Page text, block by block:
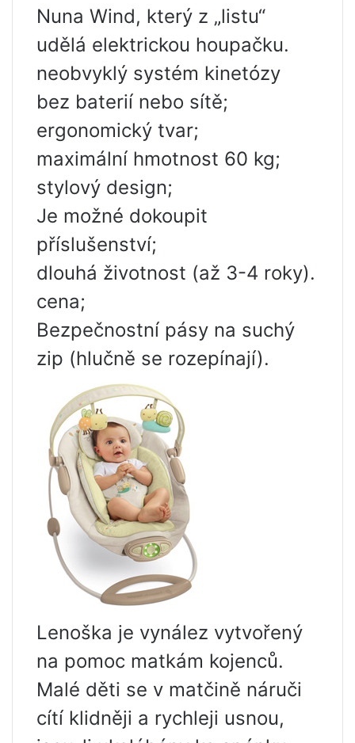
Nuna Wind, který z „listu“
udělá elektrickou houpačku.
neobvyklý systém kinetózy
bez baterií nebo sítě;
ergonomický tvar;
maximální hmotnost 60 kg;
stylový design;
Je možné dokoupit
příslušenství;
dlouhá životnost (až 3-4 roky).
cena;
Bezpečnostní pásy na suchý
zip (hlučně se rozepínají).
Lenoška je vynález vytvořený
na pomoc matkám kojenců.
Malé děti se v matčině náruči
cítí klidněji a rychleji usnou,